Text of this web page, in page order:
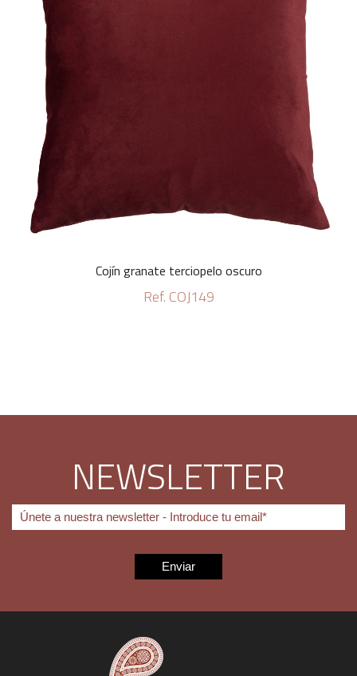
Cojín granate terciopelo oscuro
Ref. COJ149
NEWSLETTER